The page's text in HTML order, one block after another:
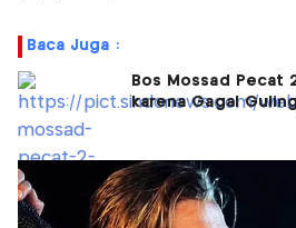
Baca Juga :
Bos Mossad Pecat
karena Gagal